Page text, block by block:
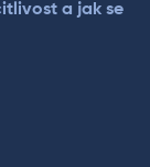
a jak se